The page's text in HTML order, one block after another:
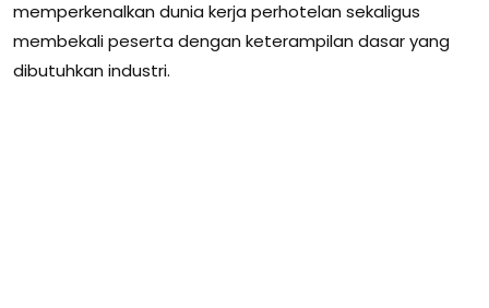
memperkenalkan dunia kerja perhotelan sekaligus
membekali peserta dengan keterampilan dasar yang
dibutuhkan industri.